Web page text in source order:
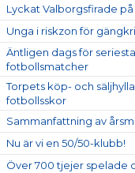
KALENDER
MATCHER
FOTBOLLSHJÄLPEN
HANDLA & STÖTTA
Lyckat Valborgsfirade
Unga i riskzon för
Äntligen dags för
fotbollsmatcher
Torpets köp- och
fotbollsskor
Sammanfattning av
Nu är vi en 50/50-klubb!
Över 700 tjejer spelade